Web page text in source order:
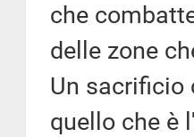
che
delle zone
Un sacrificio
quello che è